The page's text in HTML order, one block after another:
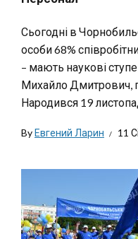
Сьогодні в
особи 68%
– мають наукові
Михайло Дмитрович,
Народився 19
ByЕвгений Ларин 11